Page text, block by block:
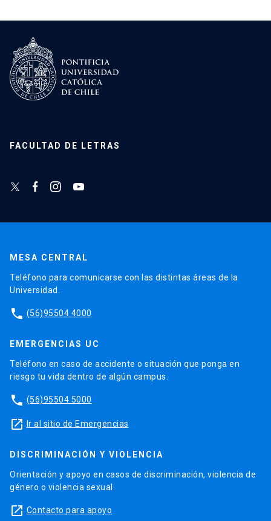
FACULTAD DE LETRAS
MESA CENTRAL
Teléfono para comunicarse con las distintas áreas de la
Universidad.
phone (56)95504 4000
EMERGENCIAS UC
Teléfono en caso de accidente o situación que ponga en
riesgo tu vida dentro de algún campus.
phone (56)95504 5000
launch Ir al sitio de Emergencias
DISCRIMINACIÓN Y VIOLENCIA
Orientación y apoyo en casos de discriminación, violencia de
género o violencia sexual.
launch Contacto para apoyo